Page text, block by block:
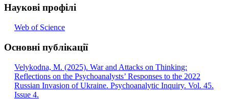
Наукові профілі
Web of Science
Основні публікації
Velykodna, M. (2025). War and Attacks on Thinking:
Reflections on the Psychoanalysts’ Responses to the 2022
Russian Invasion of Ukraine. Psychoanalytic Inquiry. Vol. 45.
Issue 4.